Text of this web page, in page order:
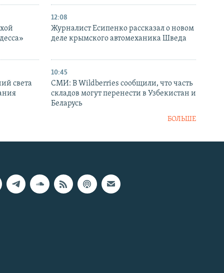
12:08
Журналист Есипенко рассказал о новом
деле крымского автомеханика Шведа
света
10:45
СМИ: В Wildberries сообщили, что часть
складов могут перенести в Узбекистан и
Беларусь
БОЛЬШЕ